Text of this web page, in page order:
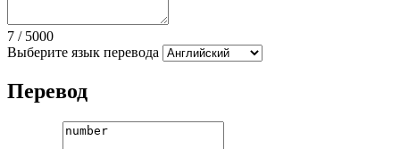
7 / 5000
Выберите язык перевода
Перевод